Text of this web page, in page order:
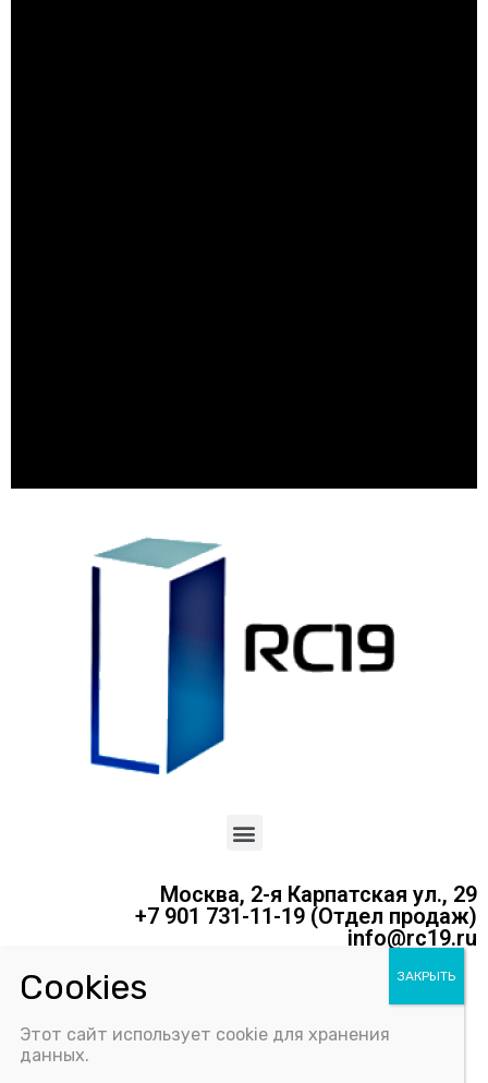
Москва, 2-я Карпатская ул., 29
+7 901 731-11-19 (Отдел продаж)
info@rc19.ru
Политика конфиденциальности
Соглашение об использовании Cookie-файлов
Этот сайт использует cookie для хранения
данных.